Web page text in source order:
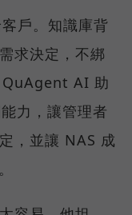
戶。知識庫背
求決定，不綁
QuAgent AI 助
力，讓管理者
，並讓 NAS 成